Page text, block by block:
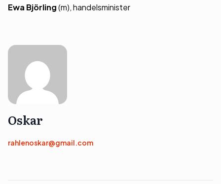
Ewa Björling(m), handelsminister
Oskar
rahlenoskar@gmail.com